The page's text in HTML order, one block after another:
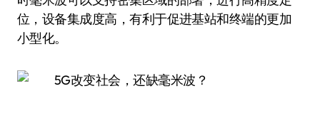
位，设备集成度高，有利于促进基站和终端的更加
小型化。